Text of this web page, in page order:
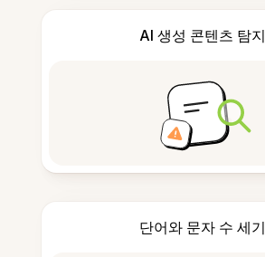
AI 생성 콘텐츠 탐지
단어와 문자 수 세기